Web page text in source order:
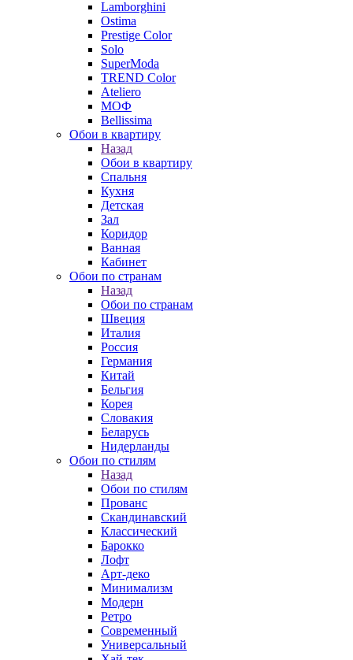
Lamborghini
Ostima
Prestige Color
Solo
SuperModa
TREND Color
Ateliero
МОФ
Bellissima
Обои в квартиру
Назад
Обои в квартиру
Спальня
Кухня
Детская
Зал
Коридор
Ванная
Кабинет
Обои по странам
Назад
Обои по странам
Швеция
Италия
Россия
Германия
Китай
Бельгия
Корея
Словакия
Беларусь
Нидерланды
Обои по стилям
Назад
Обои по стилям
Прованс
Скандинавский
Классический
Барокко
Лофт
Арт-деко
Минимализм
Модерн
Ретро
Современный
Универсальный